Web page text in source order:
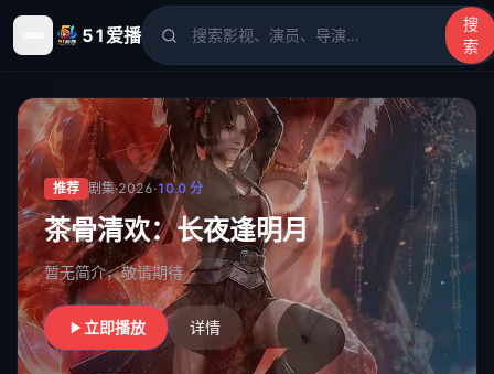
51爱播
搜
索
51爱播- 电影、电视剧、动漫、综艺、短剧高清在线观看
推荐 剧集·2026·10.0 分
茶骨清欢：长夜逢明月
暂无简介，敬请期待
立即播放 详情